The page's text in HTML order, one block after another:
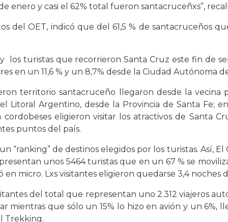
enero y casi el 62% total fueron santacruceñxs”,
del OET, indicó que del 61,5 % de santacruceños
los turistas que recorrieron Santa Cruz este fin de
en un 11,6 % y un 8,7% desde la Ciudad Autónoma
territorio santacruceño llegaron desde la vecina
Litoral Argentino, desde la Provincia de Santa Fe;
eligieron visitar los atractivos de Santa
puntos del país.
“ranking” de destinos elegidos por los turistas. Así, El
unos 5464 turistas que en un 67 % se
micro. Lxs visitantes eligieron quedarse 3,4 noches
del total que representan uno 2.312 viajeros
mientras que sólo un 15% lo hizo en avión y un 6%,
Trekking.